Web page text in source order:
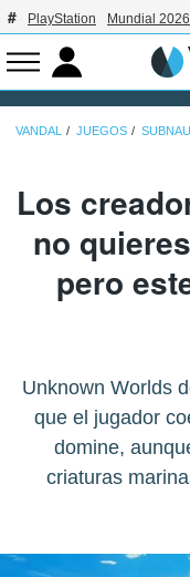
PlayStation Mundial 2026
VANDAL JUEGOS
Los
no
pero
Unknown Worlds
que el jugador
domine,
criaturas